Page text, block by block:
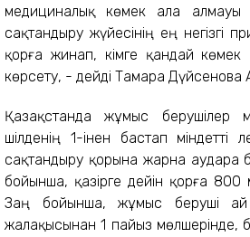
медициналық көмек ала алмауы
сақтандыру жүйесінің ең негізгі
қорға жинап, кімге қандай
көрсету, - дейді Тамара Дүйсенова
Қазақстанда жұмыс берушілер
шілденің 1-інен бастап міндетті
сақтандыру қорына жарна аудара
бойынша, қазірге дейін қорға 800
Заң бойынша, жұмыс беруші ай
жалақысынан 1 пайыз мөлшерінде,